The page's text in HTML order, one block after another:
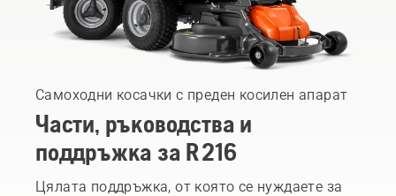
Самоходни косачки с преден косилен апарат
Части, ръководства и
поддръжка за R 216
Цялата поддръжка, от която се нуждаете за